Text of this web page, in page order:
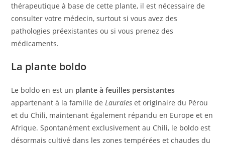
thérapeutique à base de cette plante, il est nécessaire de
consulter votre médecin, surtout si vous avez des
pathologies préexistantes ou si vous prenez des
médicaments.
La plante boldo
Le boldo en est un plante à feuilles persistantes
appartenant à la famille deLaurales et originaire du Pérou
et du Chili, maintenant également répandu en Europe et en
Afrique. Spontanément exclusivement au Chili, le boldo est
désormais cultivé dans les zones tempérées et chaudes du